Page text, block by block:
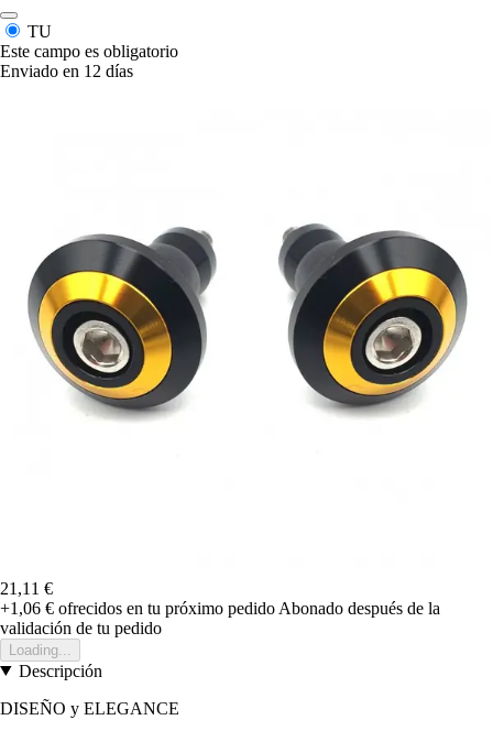
TU
Este campo es obligatorio
Enviado en 12 días
21,11 €
+1,06 € ofrecidos en tu próximo pedido Abonado después de la
validación de tu pedido
Loading...
Descripción
DISEÑO y ELEGANCE